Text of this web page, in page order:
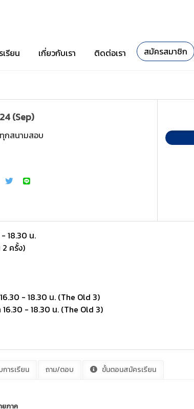
รียน เกี่ยวกับเรา ติดต่อเรา สมัครสมาชิก
(Sep)
กสนามสอบ
18.30 น.
ครั้ง)
- 18.30 น. (The Old 3)
- 18.30 น. (The Old 3)
ารเรียน ถาม/ตอบ ขั้นตอนสมัครเรียน
ยภาค